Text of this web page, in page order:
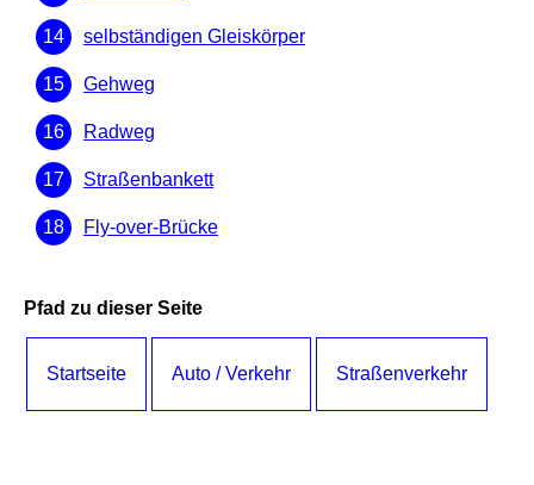
selbständigen Gleiskörper
Gehweg
Radweg
Straßenbankett
Fly-over-Brücke
Pfad zu dieser Seite
Startseite Auto / Verkehr Straßenverkehr